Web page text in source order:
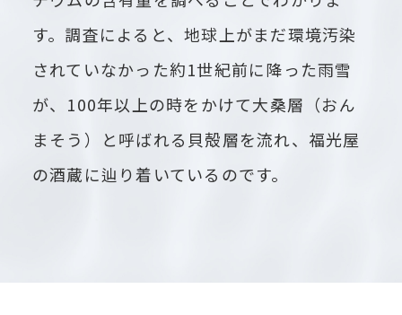
す。調査によると、地球上がまだ環境汚染
されていなかった約1世紀前に降った雨雪
が、100年以上の時をかけて大桑層（おん
まそう）と呼ばれる貝殻層を流れ、福光屋
の酒蔵に辿り着いているのです。